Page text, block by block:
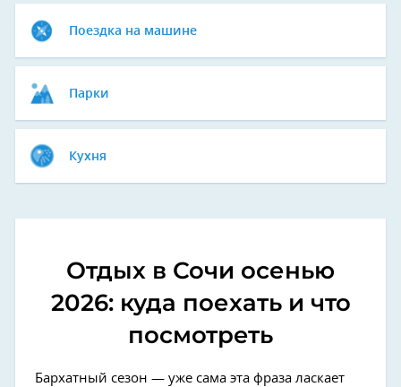
Поездка на машине
Парки
Кухня
Отдых в Сочи осенью
2026: куда поехать и что
посмотреть
Бархатный сезон — уже сама эта фраза ласкает